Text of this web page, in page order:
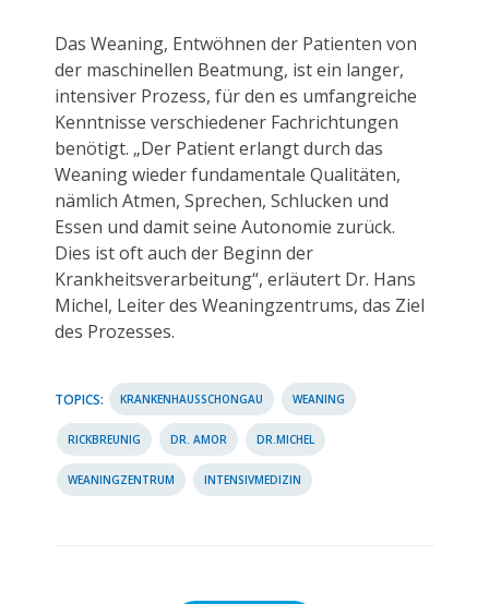
Das Weaning, Entwöhnen der Patienten von
der maschinellen Beatmung, ist ein langer,
intensiver Prozess, für den es umfangreiche
Kenntnisse verschiedener Fachrichtungen
benötigt. „Der Patient erlangt durch das
Weaning wieder fundamentale Qualitäten,
nämlich Atmen, Sprechen, Schlucken und
Essen und damit seine Autonomie zurück.
Dies ist oft auch der Beginn der
Krankheitsverarbeitung“, erläutert Dr. Hans
Michel, Leiter des Weaningzentrums, das Ziel
des Prozesses.
TOPICS: KRANKENHAUSSCHONGAU WEANING
RICKBREUNIG DR. AMOR DR.MICHEL
WEANINGZENTRUM INTENSIVMEDIZIN